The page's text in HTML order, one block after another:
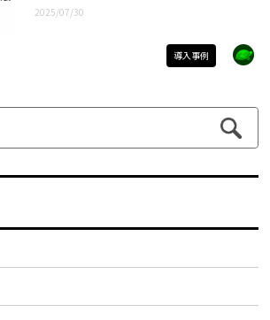
ムページ作成ツール『ペライチ』に導入
2025/07/30
導入事例